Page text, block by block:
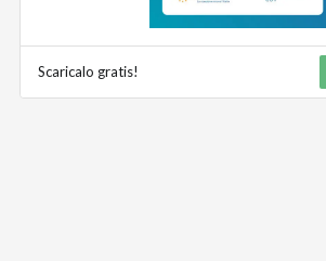
Scaricalo gratis!